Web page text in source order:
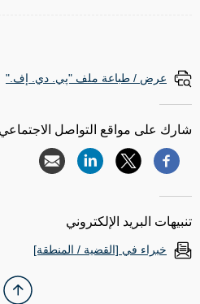
عرض / طباعة ملف "پي. دي. إف."
شارك على مواقع التواصل الاجتماعي
تنبيهات البريد الإلكتروني
خبراء في [القضية / المنطقة]